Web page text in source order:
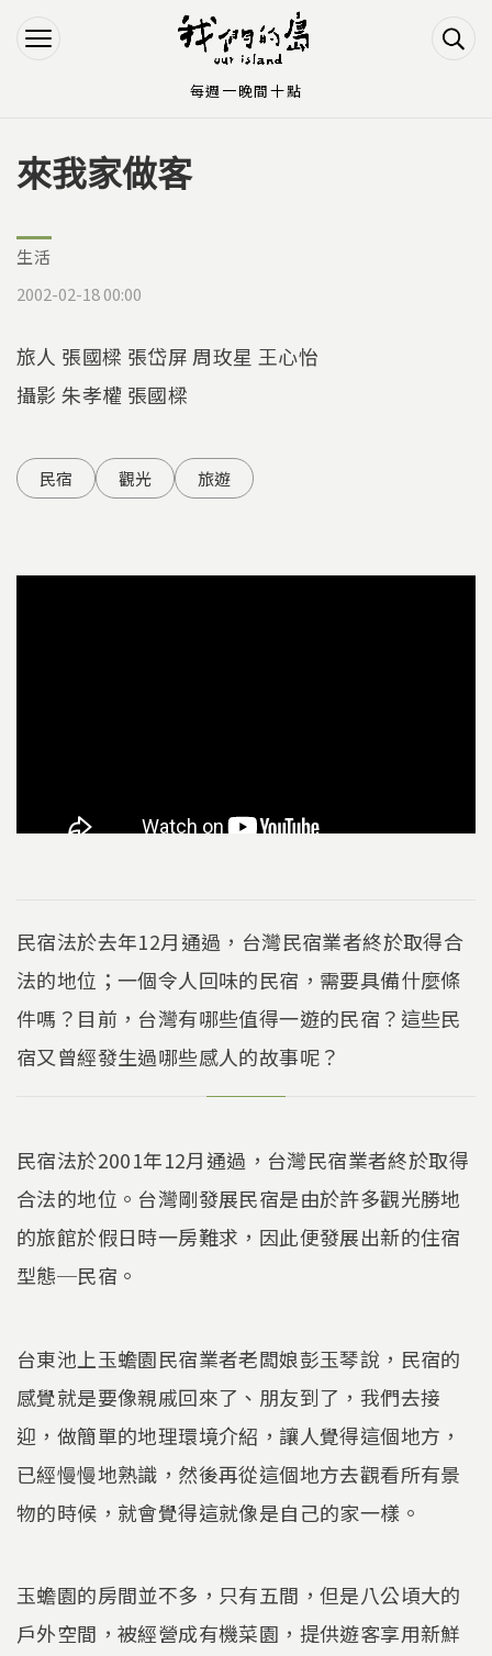
Jump to Navigation
Jump to Main content
您在這裡
來我家做客
生活
2002-02-18 00:00
旅人 張國樑 張岱屏 周玫星 王心怡
攝影 朱孝權 張國樑
民宿 觀光 旅遊
民宿法於去年12月通過，台灣民宿業者終於取得合
法的地位；一個令人回味的民宿，需要具備什麼條
件嗎？目前，台灣有哪些值得一遊的民宿？這些民
宿又曾經發生過哪些感人的故事呢？
民宿法於2001年12月通過，台灣民宿業者終於取得
合法的地位。台灣剛發展民宿是由於許多觀光勝地
的旅館於假日時一房難求，因此便發展出新的住宿
型態─民宿。
台東池上玉蟾園民宿業者老闆娘彭玉琴說，民宿的
感覺就是要像親戚回來了、朋友到了，我們去接
迎，做簡單的地理環境介紹，讓人覺得這個地方，
已經慢慢地熟識，然後再從這個地方去觀看所有景
物的時候，就會覺得這就像是自己的家一樣。
玉蟾園的房間並不多，只有五間，但是八公頃大的
戶外空間，被經營成有機菜園，提供遊客享用新鮮
每週一晚間十點